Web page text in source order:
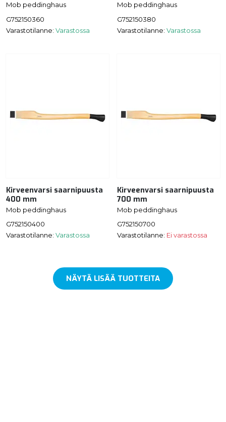
Mob peddinghaus
G752150360
Varastotilanne: Varastossa
Mob peddinghaus
G752150380
Varastotilanne: Varastossa
Kirveenvarsi saarnipuusta
400 mm
Mob peddinghaus
G752150400
Varastotilanne: Varastossa
Kirveenvarsi saarnipuusta
700 mm
Mob peddinghaus
G752150700
Varastotilanne: Ei varastossa
NÄYTÄ LISÄÄ TUOTTEITA